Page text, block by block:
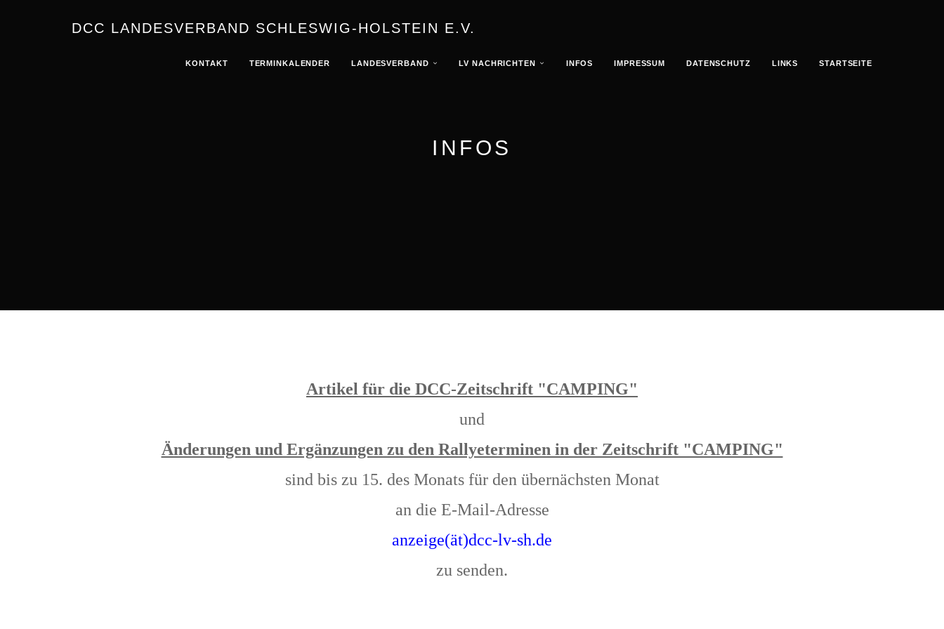
DCC LANDESVERBAND SCHLESWIG-HOLSTEIN E.V.
KONTAKT TERMINKALENDER LANDESVERBAND LV NACHRICHTEN INFOS IMPRESSUM DATENSCHUTZ LINKS STARTSEITE
INFOS
Artikel für die DCC-Zeitschrift "CAMPING"
und
Änderungen und Ergänzungen zu den Rallyeterminen in der Zeitschrift "CAMPING"
sind bis zu 15. des Monats für den übernächsten Monat
an die E-Mail-Adresse
anzeige(ät)dcc-lv-sh.de
zu senden.